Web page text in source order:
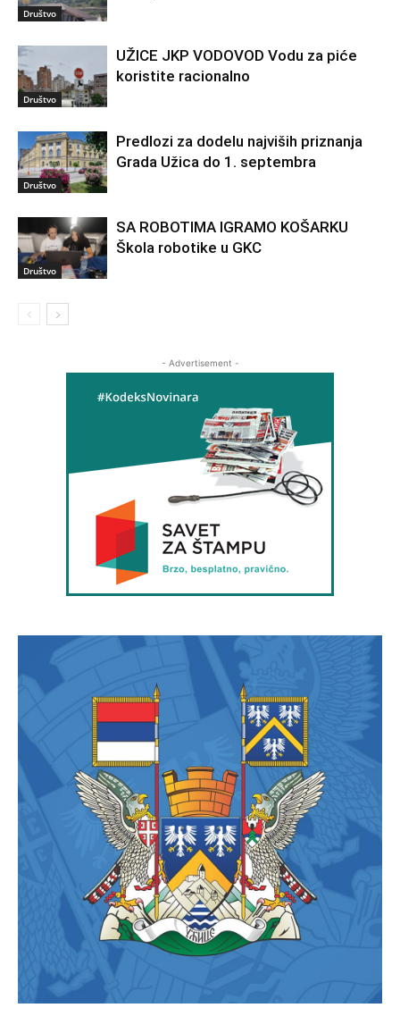
Društvo
Društvo
UŽICE JKP VODOVOD Vodu za piće
koristite racionalno
Društvo
Predlozi za dodelu najviših priznanja
Grada Užica do 1. septembra
Društvo
SA ROBOTIMA IGRAMO KOŠARKU
Škola robotike u GKC
- Advertisement -